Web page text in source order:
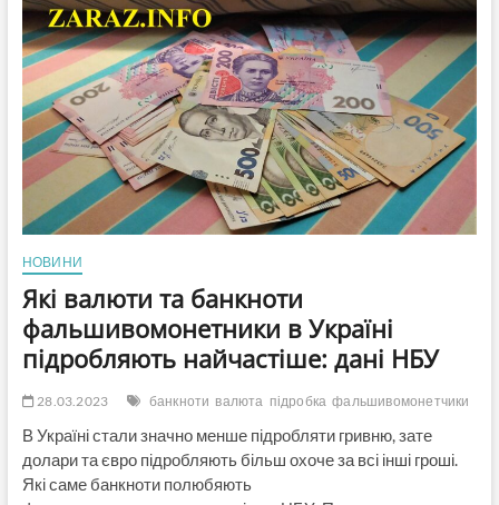
НОВИНИ
Які валюти та банкноти
фальшивомонетники в Україні
підробляють найчастіше: дані НБУ
28.03.2023 банкноти валюта підробка фальшивомонетчики
В Україні стали значно менше підробляти гривню, зате
долари та євро підробляють більш охоче за всі інші гроші.
Які саме банкноти полюбяють